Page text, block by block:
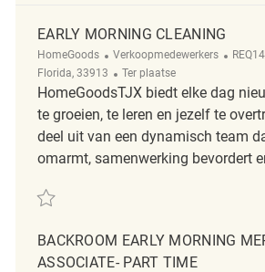
EARLY MORNING CLEANING
HomeGoods Categorie
Verkoopmedewerkers ReqId
Florida, 33913
Afgelegen
Ter plaatse
HomeGoodsTJX biedt elke dag
te groeien, te leren en jezelf te
deel uit van een dynamisch team
omarmt, samenwerking bevordert
Redden Early Morning Cleaning REQ142210
BACKROOM EARLY MORNING
ASSOCIATE- PART TIME